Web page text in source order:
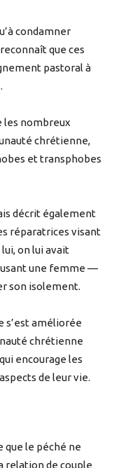
condamner
que ces
pastoral à
les nombreux
chrétienne,
et transphobes
décrit également
réparatrices visant
on lui avait
une femme —
son isolement.
s’est améliorée
chrétienne
encourage les
de leur vie.
que le péché ne
relation de couple